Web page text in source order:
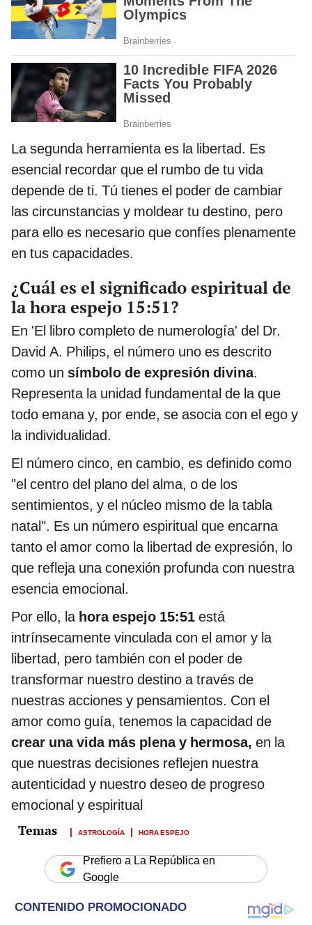
La segunda herramienta es la libertad. Es
esencial recordar que el rumbo de tu vida
depende de ti. Tú tienes el poder de cambiar
las circunstancias y moldear tu destino, pero
para ello es necesario que confíes plenamente
en tus capacidades.
¿Cuál es el significado espiritual de
la hora espejo 15:51?
En 'El libro completo de numerología' del Dr.
David A. Philips, el número uno es descrito
como un símbolo de expresión divina.
Representa la unidad fundamental de la que
todo emana y, por ende, se asocia con el ego y
la individualidad.
El número cinco, en cambio, es definido como
"el centro del plano del alma, o de los
sentimientos, y el núcleo mismo de la tabla
natal". Es un número espiritual que encarna
tanto el amor como la libertad de expresión, lo
que refleja una conexión profunda con nuestra
esencia emocional.
Por ello, la hora espejo 15:51 está
intrínsecamente vinculada con el amor y la
libertad, pero también con el poder de
transformar nuestro destino a través de
nuestras acciones y pensamientos. Con el
amor como guía, tenemos la capacidad de
crear una vida más plena y hermosa, en la
que nuestras decisiones reflejen nuestra
autenticidad y nuestro deseo de progreso
emocional y espiritual
ASTROLOGÍA HORA ESPEJO
Prefiero a La República en
Google